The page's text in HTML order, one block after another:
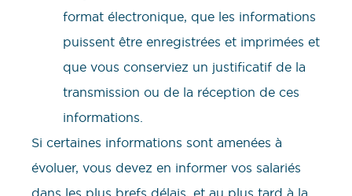
format électronique, que les informations
puissent être enregistrées et imprimées et
que vous conserviez un justificatif de la
transmission ou de la réception de ces
informations.
Si certaines informations sont amenées à
évoluer, vous devez en informer vos salariés
dans les plus brefs délais, et au plus tard à la